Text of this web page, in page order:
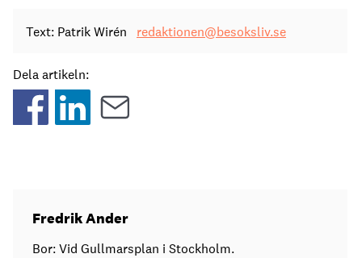
Text: Patrik Wirén redaktionen@besoksliv.se
Dela artikeln:
Fredrik Ander
Bor: Vid Gullmarsplan i Stockholm.